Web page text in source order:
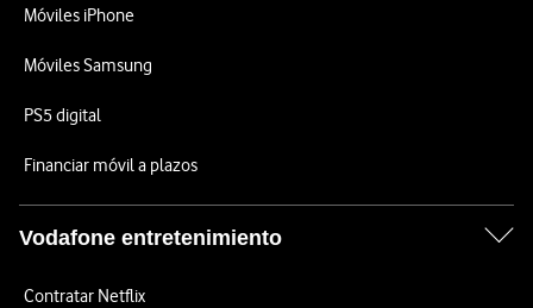
Móviles iPhone
Móviles Samsung
PS5 digital
Financiar móvil a plazos
Vodafone entretenimiento
Contratar Netflix